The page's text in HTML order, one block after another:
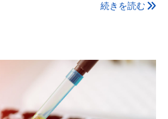
続きを読む